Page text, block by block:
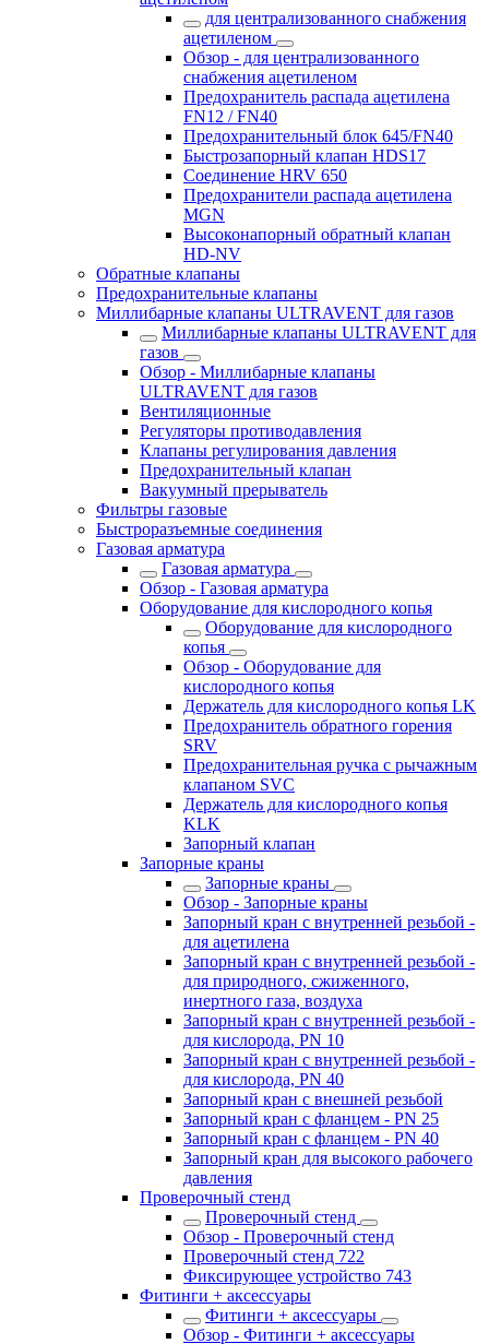
для централизованного снабжения
ацетиленом
Обзор - для централизованного
снабжения ацетиленом
Предохранитель распада ацетилена
FN12 / FN40
Предохранительный блок 645/FN40
Быстрозапорный клапан HDS17
Соединение HRV 650
Предохранители распада ацетилена
MGN
Высоконапорный обратный клапан
HD-NV
Обратные клапаны
Предохранительные клапаны
Миллибарные клапаны ULTRAVENT для газов
Миллибарные клапаны ULTRAVENT для
газов
Обзор - Миллибарные клапаны
ULTRAVENT для газов
Вентиляционные
Регуляторы противодавления
Клапаны регулирования давления
Предохранительный клапан
Вакуумный прерыватель
Фильтры газовые
Быстроразъемные соединения
Газовая арматура
Газовая арматура
Обзор - Газовая арматура
Оборудование для кислородного копья
Оборудование для кислородного
копья
Обзор - Оборудование для
кислородного копья
Держатель для кислородного копья LK
Предохранитель обратного горения
SRV
Предохранительная ручка с рычажным
клапаном SVC
Держатель для кислородного копья
KLK
Запорный клапан
Запорные краны
Запорные краны
Обзор - Запорные краны
Запорный кран с внутренней резьбой -
для ацетилена
Запорный кран с внутренней резьбой -
для природного, сжиженного,
инертного газа, воздуха
Запорный кран с внутренней резьбой -
для кислорода, PN 10
Запорный кран с внутренней резьбой -
для кислорода, PN 40
Запорный кран с внешней резьбой
Запорный кран с фланцем - PN 25
Запорный кран с фланцем - PN 40
Запорный кран для высокого рабочего
давления
Проверочный стенд
Проверочный стенд
Обзор - Проверочный стенд
Проверочный стенд 722
Фиксирующее устройство 743
Фитинги + аксессуары
Фитинги + аксессуары
Обзор - Фитинги + аксессуары